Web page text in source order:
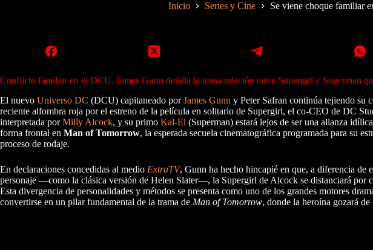
Inicio Series y Cine Se viene choque familiar
Conflicto familiar en el DCU. James Gunn detalla la tensa relación entre Supergirl y Superman
El nuevo Universo DC (DCU) capitaneado porJames Gunn y Peter Safran continúa tejiendo su
reciente alfombra roja por el estreno de la película en solitario de Supergirl, el co-CEO de DC
interpretada porMilly Alcock, y su primo Kal-El (Superman) estará lejos de ser una alianza
forma frontal en Man of Tomorrow, la esperada secuela cinematográfica programada para su
proceso de rodaje.
En declaraciones concedidas al medio ExtraTV, Gunn ha hecho hincapié en que, a diferencia de
personaje —como la clásica versión de Helen Slater—, la Supergirl de Alcock se distanciará por
Esta divergencia de personalidades y métodos se presenta como uno de los grandes motores
convertirse en un pilar fundamental de la trama de Man of Tomorrow, donde la heroína gozará